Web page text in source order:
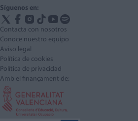
Síguenos en:
Contacta con nosotros
Conoce nuestro equipo
Aviso legal
Política de cookies
Política de privacidad
Amb el finançament de: